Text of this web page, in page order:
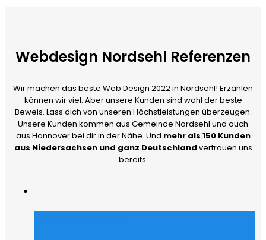
Webdesign Nordsehl Referenzen
Wir machen das beste Web Design 2022 in Nordsehl! Erzählen
können wir viel. Aber unsere Kunden sind wohl der beste
Beweis. Lass dich von unseren Höchstleistungen überzeugen.
Unsere Kunden kommen aus Gemeinde Nordsehl und auch
aus Hannover bei dir in der Nähe. Und mehr als 150 Kunden
aus Niedersachsen und ganz Deutschland vertrauen uns
bereits.